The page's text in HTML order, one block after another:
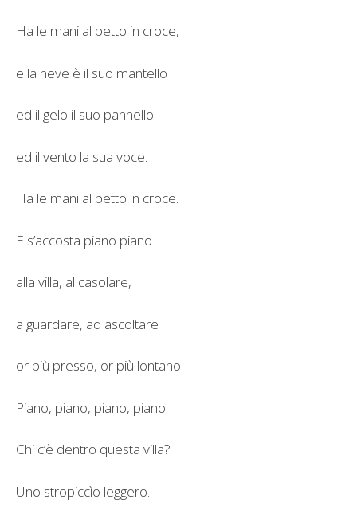
Ha le mani al petto in croce,
e la neve è il suo mantello
ed il gelo il suo pannello
ed il vento la sua voce.
Ha le mani al petto in croce.
E s’accosta piano piano
alla villa, al casolare,
a guardare, ad ascoltare
or più presso, or più lontano.
Piano, piano, piano, piano.
Chi c’è dentro questa villa?
Uno stropiccìo leggero.